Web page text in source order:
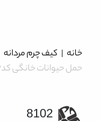
خانه | کیف چرم مردانه|
حمل حیوانات خانگی کدB8102
8102